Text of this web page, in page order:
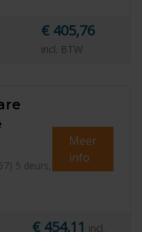
€ 405,76
incl. BTW
5 deurs,
Meer
info
€ 454,11 incl.